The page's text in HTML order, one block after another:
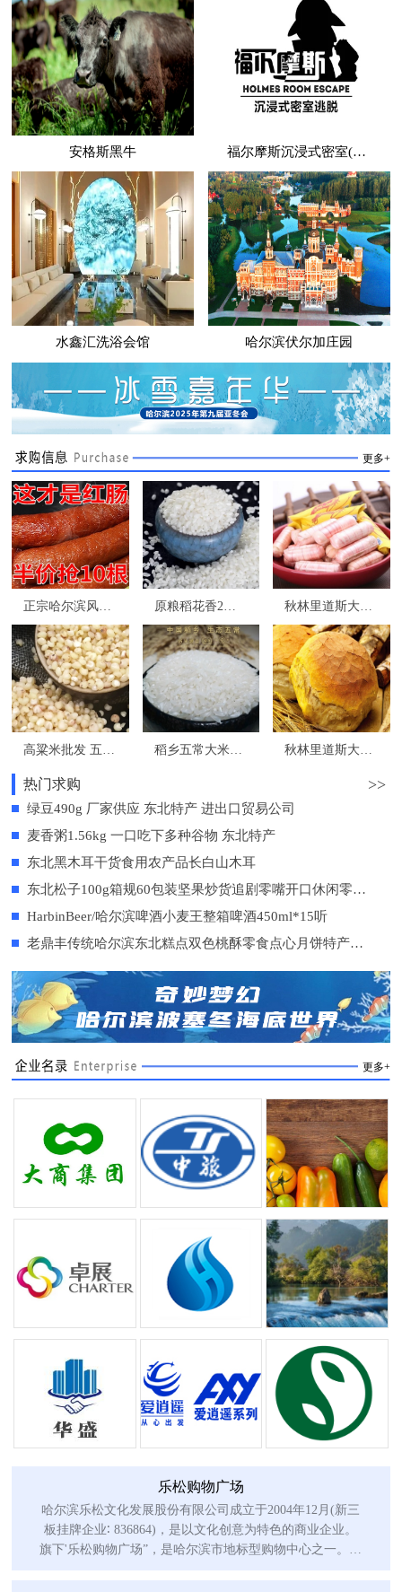
安格斯黑牛 福尔摩斯沉浸式密室(哈西万达店)
水鑫汇洗浴会馆 哈尔滨伏尔加庄园
更多+
正宗哈尔滨风味红肠东北特产香肠熟食即食下酒菜 原粮稻花香2号 五常大米礼盒装批发团购 东北特产 秋林里道斯大虾糖400克蝦糖 秋林大虾酥糖 龙江特产 哈尔滨实体发货
高粱米批发 五谷杂粮 东北特产 和粮农业 为家人选择安全健康食品 稻乡五常大米批发 源头直供 核心产区 原粮稻花香2号 秋林里道斯大列巴 啤酒花发酵1.6kg 秋林立多夫斯大面包俄式果仁列巴
热门求购 >>
绿豆490g 厂家供应 东北特产 进出口贸易公司
麦香粥1.56kg 一口吃下多种谷物 东北特产
东北黑木耳干货食用农产品长白山木耳
东北松子100g箱规60包装坚果炒货追剧零嘴开口休闲零食小吃
HarbinBeer/哈尔滨啤酒小麦王整箱啤酒450ml*15听
老鼎丰传统哈尔滨东北糕点双色桃酥零食点心月饼特产核桃酥
更多+
乐松购物广场
哈尔滨乐松文化发展股份有限公司成立于2004年12月(新三
板挂牌企业∶ 836864)，是以文化创意为特色的商业企业。
旗下'乐松购物广场”，是哈尔滨市地标型购物中心之一。乐